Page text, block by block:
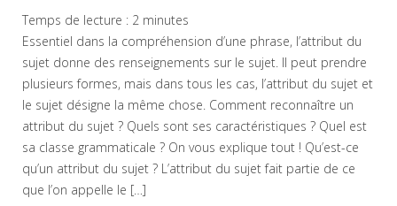
Temps de lecture : 2 minutes
Essentiel dans la compréhension d’une phrase, l’attribut du
sujet donne des renseignements sur le sujet. Il peut prendre
plusieurs formes, mais dans tous les cas, l’attribut du sujet et
le sujet désigne la même chose. Comment reconnaître un
attribut du sujet ? Quels sont ses caractéristiques ? Quel est
sa classe grammaticale ? On vous explique tout ! Qu’est-ce
qu’un attribut du sujet ? L’attribut du sujet fait partie de ce
que l’on appelle le […]